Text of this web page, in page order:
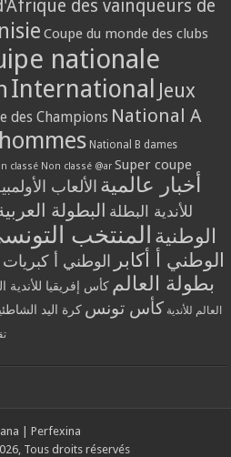
des vainqueurs de
Coupe du monde des clubs
nationale
International Jeux
des Champions National A
National B dames
classé Non classé @ar Super coupe
أخبار عالمية الألعاب
للأندية البطلة البطولة
الوطنية المنتخب
الوطني أ أكابر الوطني أ كبريات
بطولة العالم كأس إفريقيا للأندية
العالم للأندية كأس تونس كرة اليد
Perfexina
Tous droits réservés